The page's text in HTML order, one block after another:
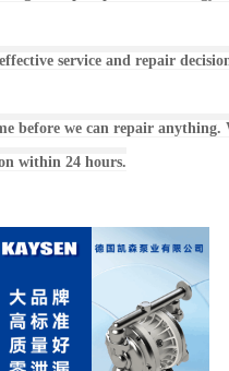
service and repair
before we can repair anything.
within 24 hours.